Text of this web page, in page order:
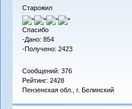
Старожил
Спасибо
-Дано: 854
-Получено: 2423
Сообщений: 376
Рейтинг: 2428
Пензенская обл., г. Белинский